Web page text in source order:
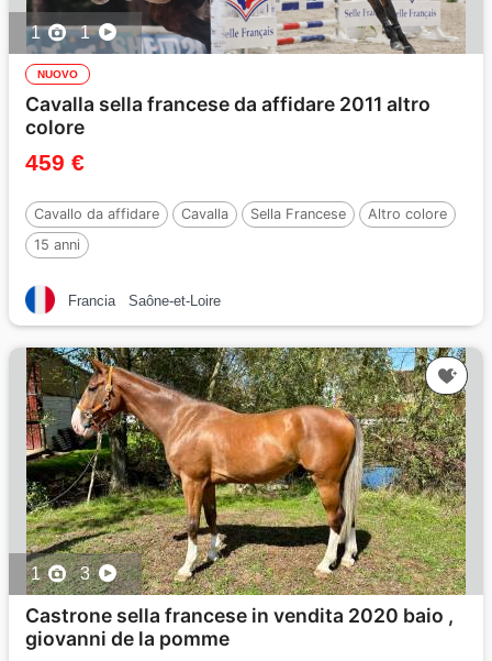
1 1
NUOVO
Cavalla sella francese da affidare 2011 altro
colore
459 €
Cavallo da affidare Cavalla Sella Francese
Altro colore
15 anni
Francia Saône-et-Loire
1 3
Castrone sella francese in vendita 2020 baio ,
giovanni de la pomme